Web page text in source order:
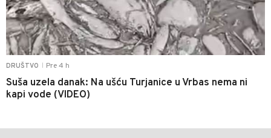
DRUŠTVO Pre 4 h
Suša uzela danak: Na ušću Turjanice u Vrbas nema ni
kapi vode (VIDEO)